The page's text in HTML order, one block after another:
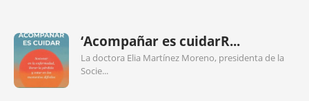
‘Acompañar es cuidarR...
La doctora Elia Martínez Moreno, presidenta de la
Socie...